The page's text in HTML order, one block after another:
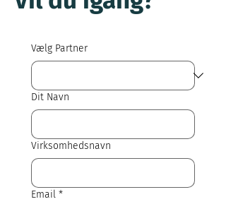
Vælg Partner
Dit Navn
Virksomhedsnavn
Email *